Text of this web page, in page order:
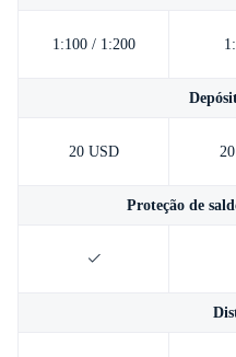
1:100 / 1:200
20 USD
Proteção de